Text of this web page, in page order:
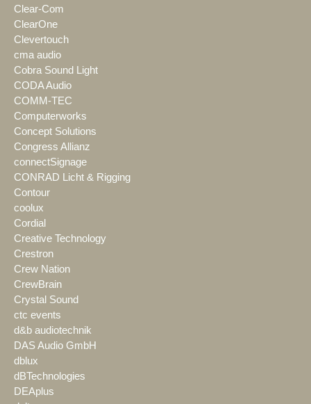
Clear-Com
ClearOne
Clevertouch
cma audio
Cobra Sound Light
CODA Audio
COMM-TEC
Computerworks
Concept Solutions
Congress Allianz
connectSignage
CONRAD Licht & Rigging
Contour
coolux
Cordial
Creative Technology
Crestron
Crew Nation
CrewBrain
Crystal Sound
ctc events
d&b audiotechnik
DAS Audio GmbH
dblux
dBTechnologies
DEAplus